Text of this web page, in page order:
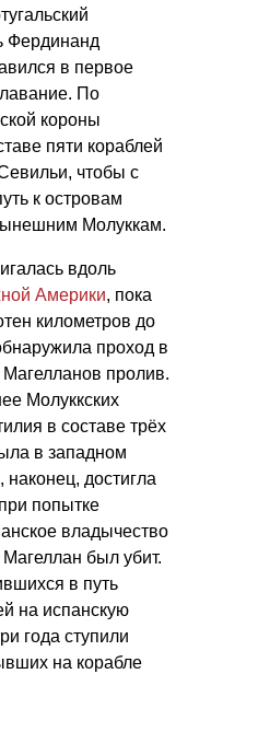
Фердинанд
в первое
По
короны
пяти кораблей
чтобы с
к островам
Молуккам.
вдоль
Америки, пока
километров до
проход в
пролив.
Молуккских
в составе трёх
в западном
достигла
попытке
владычество
был убит.
в путь
на испанскую
года ступили
на корабле